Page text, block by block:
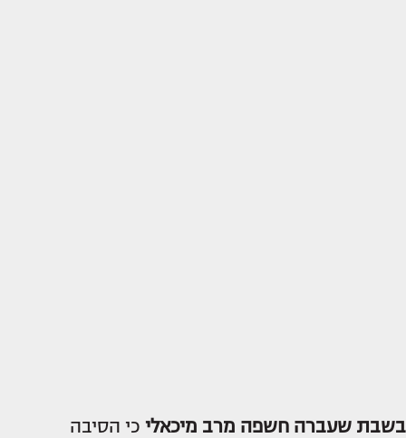
בשבת שעברה חשפה מרב מיכאלי כי הסיבה